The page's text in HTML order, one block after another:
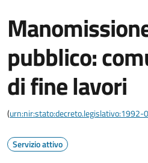
pubblico:
di fine lavori
(
Servizio attivo